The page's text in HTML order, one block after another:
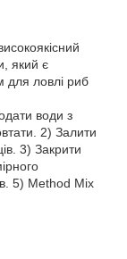
який є
для ловлі риб
води з
2) Залити
3) Закрити
5) Method Mix